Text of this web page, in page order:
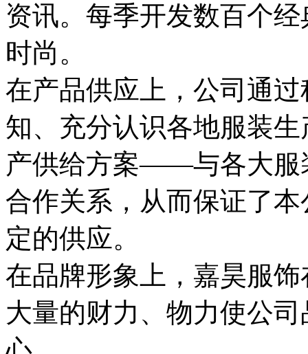
资讯。每季开发数百个
时尚。
在产品供应上，公司通
知、充分认识各地服装
产供给方案——与各大服
合作关系，从而保证了
定的供应。
在品牌形象上，嘉昊服
大量的财力、物力使公